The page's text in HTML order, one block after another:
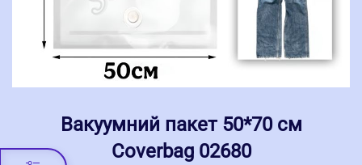
Вакуумний пакет 50*70 см
Coverbag 02680